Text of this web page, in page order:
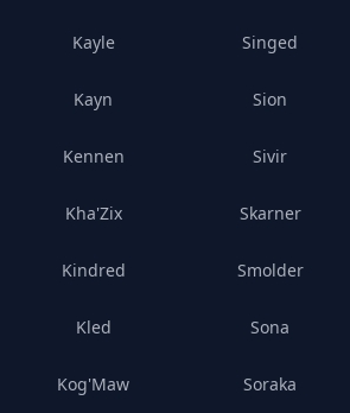
Kayle
Kayn
Kennen
Kha'Zix
Kindred
Kled
Kog'Maw
Singed
Sion
Sivir
Skarner
Smolder
Sona
Soraka